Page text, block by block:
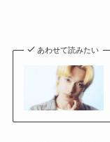
あわせて読みたい